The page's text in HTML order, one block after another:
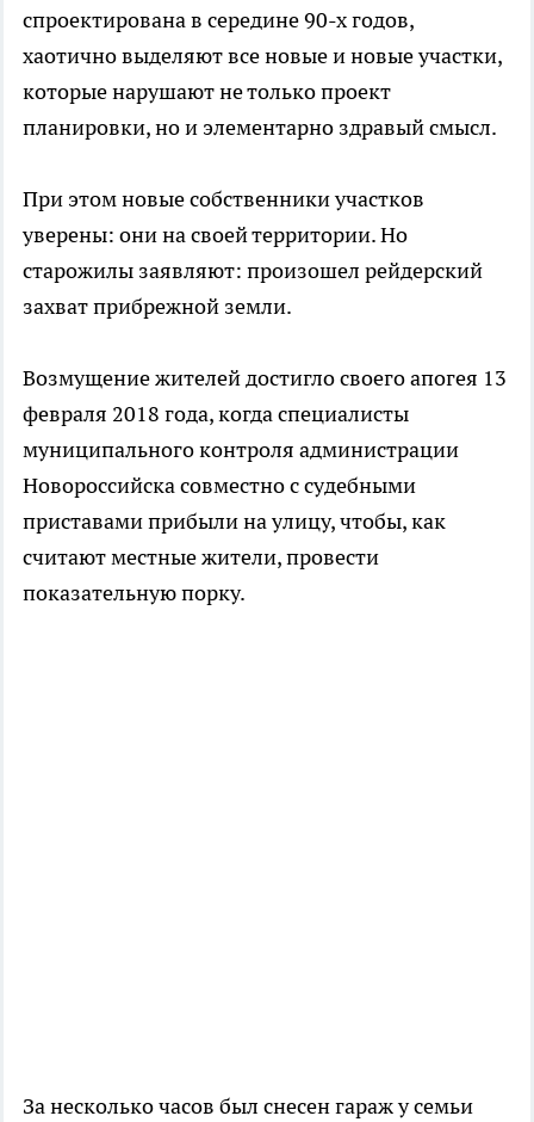
спроектирована в середине 90-х годов,
хаотично выделяют все новые и новые участки,
которые нарушают не только проект
планировки, но и элементарно здравый смысл.
При этом новые собственники участков
уверены: они на своей территории. Но
старожилы заявляют: произошел рейдерский
захват прибрежной земли.
Возмущение жителей достигло своего апогея 13
февраля 2018 года, когда специалисты
муниципального контроля администрации
Новороссийска совместно с судебными
приставами прибыли на улицу, чтобы, как
считают местные жители, провести
показательную порку.
За несколько часов был снесен гараж у семьи